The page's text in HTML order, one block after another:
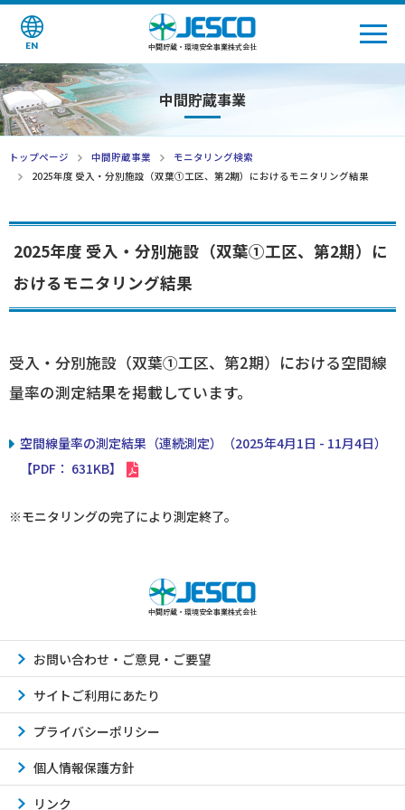
中間貯蔵・環境安全事業株式会社
EN
中間貯蔵事業
トップページ 中間貯蔵事業
モニタリング検索
2025年度 受入・分別施設（双葉①工区、第2期）におけるモニタリング結果
2025年度 受入・分別施設（双葉①工区、第2期）に
おけるモニタリング結果
受入・分別施設（双葉①工区、第2期）における空間線
量率の測定結果を掲載しています。
空間線量率の測定結果（連続測定）（2025年4月1日 - 11月4日）
【PDF： 631KB】
※モニタリングの完了により測定終了。
中間貯蔵・環境安全事業株式会社
お問い合わせ・ご意見・ご要望
サイトご利用にあたり
プライバシーポリシー
個人情報保護方針
リンク